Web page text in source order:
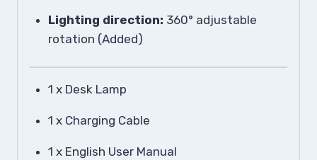
Lighting direction: 360° adjustable
rotation (Added)
1 x Desk Lamp
1 x Charging Cable
1 x English User Manual